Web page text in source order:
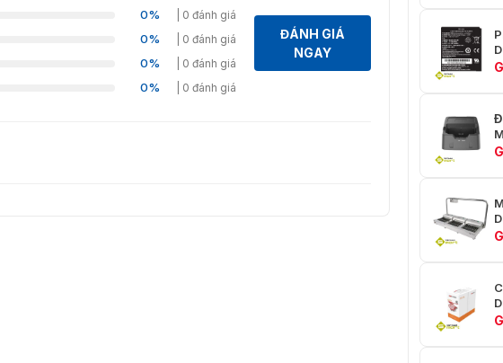
O.D bên
Bề mặt vỏ
Vật liệu vỏ
Màu vỏ
Chiều cao
Lỗi in &
Khoảng cách
0% | 0 đánh giá
0% | 0 đánh giá
0% | 0 đánh giá
0% | 0 đánh giá
ĐÁNH GIÁ
NGAY